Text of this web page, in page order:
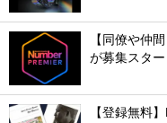
【同僚や仲
が募集スター
【登録無料